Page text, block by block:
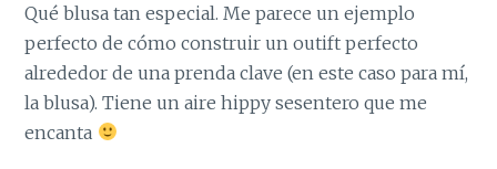
Qué blusa tan especial. Me parece un ejemplo
perfecto de cómo construir un outift perfecto
alrededor de una prenda clave (en este caso para mí,
la blusa). Tiene un aire hippy sesentero que me
encanta